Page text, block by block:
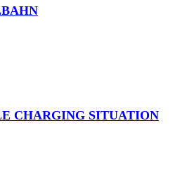
CHARGING SITUATION